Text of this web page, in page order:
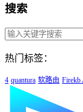
搜索
热门标签：
4 quantura 软路由 Firekb